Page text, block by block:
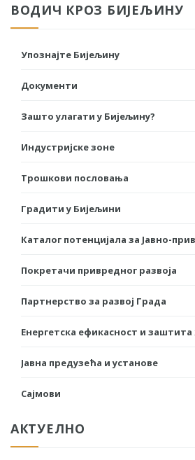
ВОДИЧ КРОЗ БИЈЕЉИНУ
Упознајте Бијељину
Документи
Зашто улагати у Бијељину?
Индустријске зоне
Трошкови пословања
Градити у Бијељини
Каталог потенцијала за Јавно-
Покретачи привредног развоја
Партнерство за развој Града
Енергетска ефикасност и
Јавна предузећа и установе
Сајмови
АКТУЕЛНО